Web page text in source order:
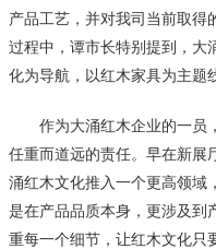
产品工艺，并对我司当前取得
过程中，谭市长特别提到，大
化为导航，以红木家具为主题
作为大涌红木企业的一员，
任重而道远的责任。早在新展
涌红木文化推入一个更高领域
是在产品品质本身，更涉及到
重每一个细节，让红木文化只